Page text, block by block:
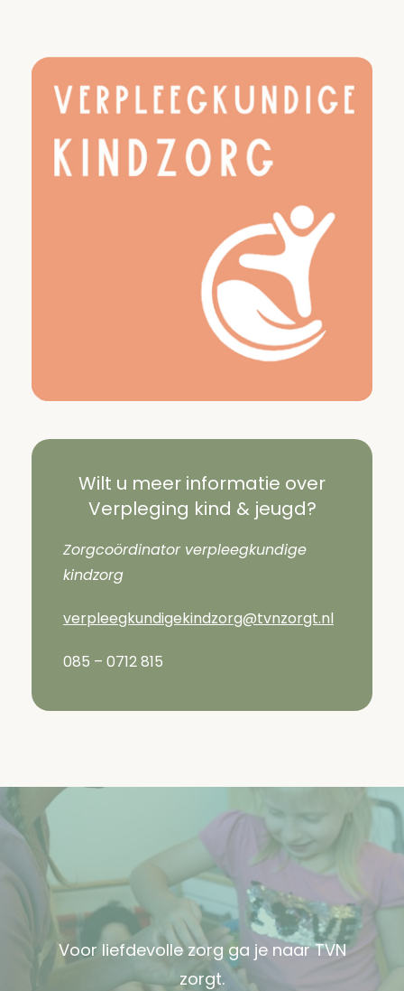
Wilt u meer informatie over
Verpleging kind & jeugd?
Zorgcoördinator verpleegkundige
kindzorg
verpleegkundigekindzorg@tvnzorgt.nl
085 – 0712 815
Voor liefdevolle zorg ga je naar TVN
zorgt.